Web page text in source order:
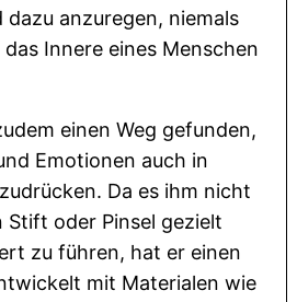
anzuregen, niemals
Innere eines Menschen
einen Weg gefunden,
Emotionen auch in
Da es ihm nicht
Stift oder Pinsel gezielt
zu führen, hat er einen
mit Materialen wie